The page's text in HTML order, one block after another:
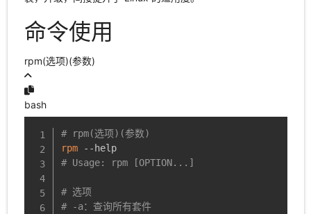
命令使用
rpm(选项)(参数)
bash
# rpm(选项)(参数)
rpm
--help
# Usage: rpm [OPTION...]
# 选项
# -a：查询所有套件